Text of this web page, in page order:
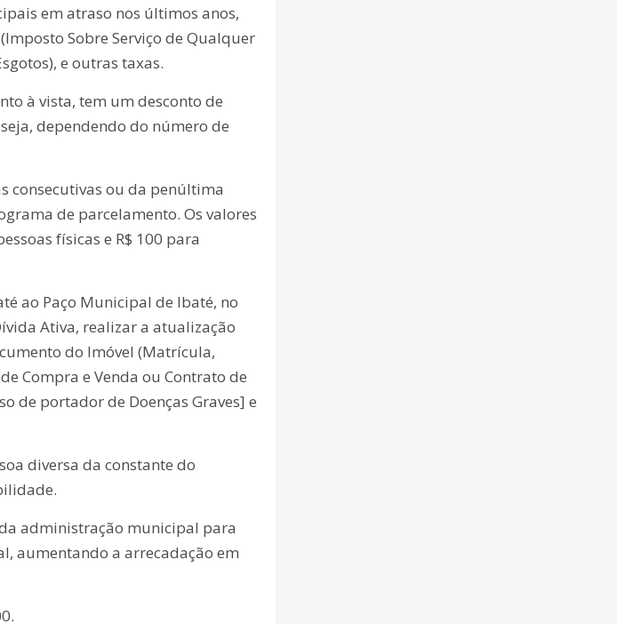
em atraso nos últimos anos,
Sobre Serviço de Qualquer
e outras taxas.
à vista, tem um desconto de
dependendo do número de
consecutivas ou da penúltima
de parcelamento. Os valores
físicas e R$ 100 para
ao Paço Municipal de Ibaté, no
Ativa, realizar a atualização
do Imóvel (Matrícula,
Compra e Venda ou Contrato de
de portador de Doenças Graves] e
diversa da constante do
administração municipal para
aumentando a arrecadação em